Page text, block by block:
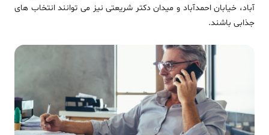
آباد، خیابان احمدآباد و میدان دکتر شریعتی نیز می توانند انتخاب های
جذابی باشند.